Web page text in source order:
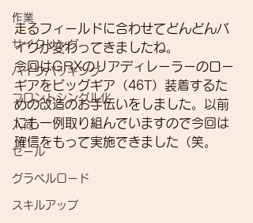
作業
サイクリング
バイクパッキング
フロントシングル化
入荷
セール
グラベルロード
スキルアップ
走るフィールドに合わせてどんどんバ
イクが変わってきましたね。
今回はGRXのリアディレーラーのロー
ギアをビッグギア（46T）装着するた
めの改造のお手伝いをしました。以前
にも一例取り組んでいますので今回は
確信をもって実施できました（笑。